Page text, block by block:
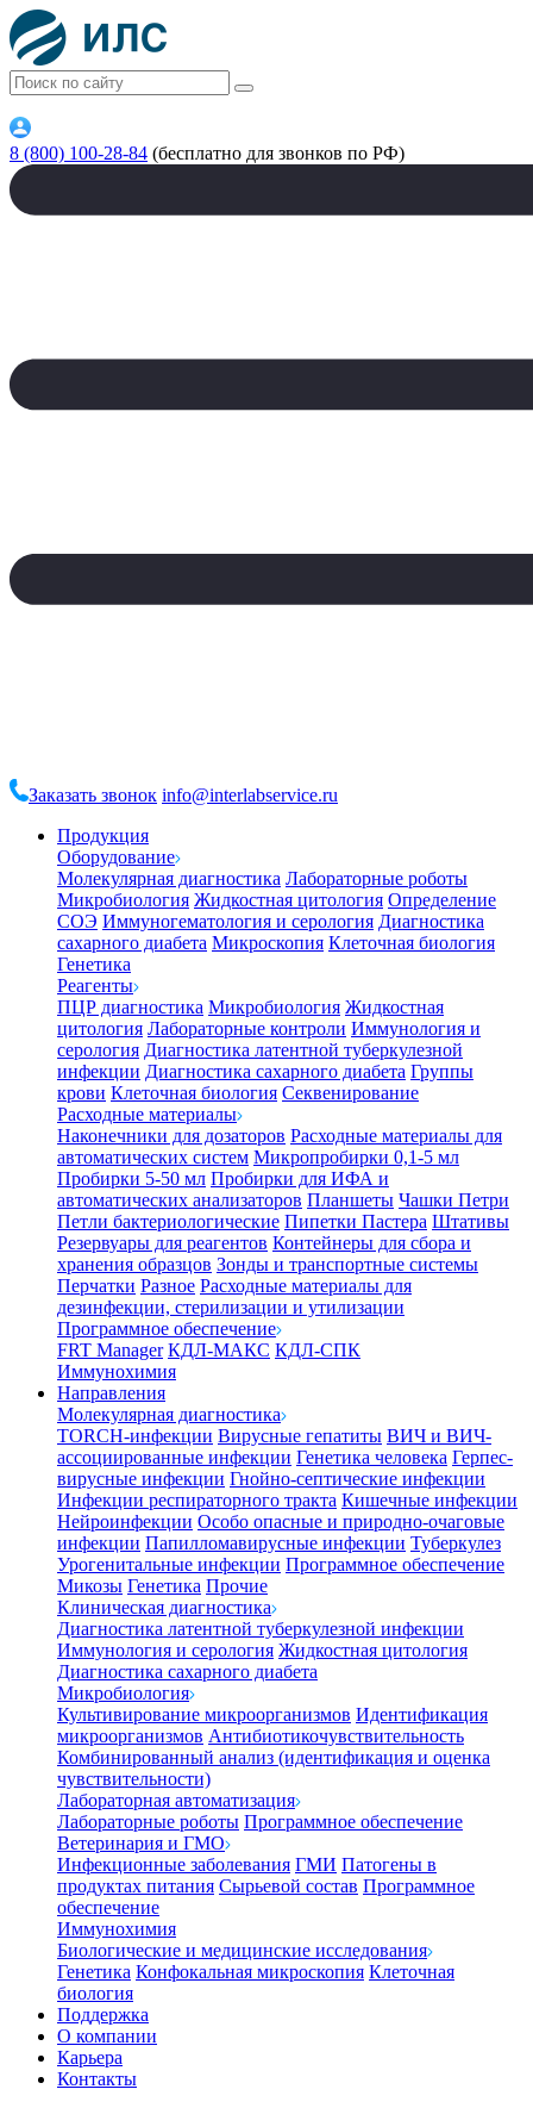
8 (800) 100-28-84 (бесплатно для звонков по РФ)
Заказать звонок info@interlabservice.ru
Продукция
Оборудование
Молекулярная диагностика Лабораторные роботы
Микробиология Жидкостная цитология Определение
СОЭ Иммуногематология и серология Диагностика
сахарного диабета Микроскопия Клеточная биология
Генетика
Реагенты
ПЦР диагностика Микробиология Жидкостная
цитология Лабораторные контроли Иммунология и
серология Диагностика латентной туберкулезной
инфекции Диагностика сахарного диабета Группы
крови Клеточная биология Секвенирование
Расходные материалы
Наконечники для дозаторов Расходные материалы для
автоматических систем Микропробирки 0,1-5 мл
Пробирки 5-50 мл Пробирки для ИФА и
автоматических анализаторов Планшеты Чашки Петри
Петли бактериологические Пипетки Пастера Штативы
Резервуары для реагентов Контейнеры для сбора и
хранения образцов Зонды и транспортные системы
Перчатки Разное Расходные материалы для
дезинфекции, стерилизации и утилизации
Программное обеспечение
FRT Manager КДЛ-МАКС КДЛ-СПК
Иммунохимия
Направления
Молекулярная диагностика
TORCH-инфекции Вирусные гепатиты ВИЧ и ВИЧ-
ассоциированные инфекции Генетика человека Герпес-
вирусные инфекции Гнойно-септические инфекции
Инфекции респираторного тракта Кишечные инфекции
Нейроинфекции Особо опасные и природно-очаговые
инфекции Папилломавирусные инфекции Туберкулез
Урогенитальные инфекции Программное обеспечение
Микозы Генетика Прочие
Клиническая диагностика
Диагностика латентной туберкулезной инфекции
Иммунология и серология Жидкостная цитология
Диагностика сахарного диабета
Микробиология
Культивирование микроорганизмов Идентификация
микроорганизмов Антибиотикочувствительность
Комбинированный анализ (идентификация и оценка
чувствительности)
Лабораторная автоматизация
Лабораторные роботы Программное обеспечение
Ветеринария и ГМО
Инфекционные заболевания ГМИ Патогены в
продуктах питания Сырьевой состав Программное
обеспечение
Иммунохимия
Биологические и медицинские исследования
Генетика Конфокальная микроскопия Клеточная
биология
Поддержка
О компании
Карьера
Контакты